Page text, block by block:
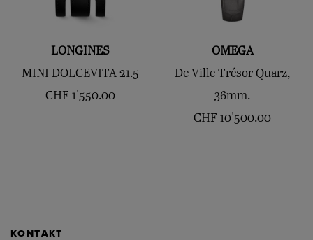
LONGINES
MINI DOLCEVITA 21.5
CHF 1'550.00
OMEGA
De Ville Trésor Quarz,
36mm.
CHF 10'500.00
KONTAKT